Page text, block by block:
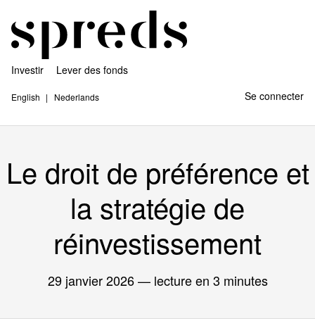
Investir Lever des fonds
English Nederlands Se connecter
Le droit de préférence et
la stratégie de
réinvestissement
29 janvier 2026— lecture en 3 minutes